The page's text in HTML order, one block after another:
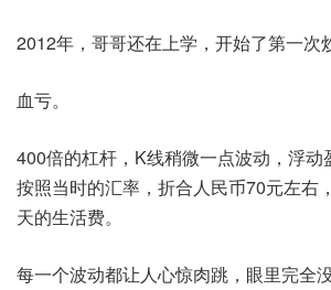
2012年，哥哥还在上学，开始了第一次
血亏。
400倍的杠杆，K线稍微一点波动，浮动
按照当时的汇率，折合人民币70元左右
天的生活费。
每一个波动都让人心惊肉跳，眼里完全